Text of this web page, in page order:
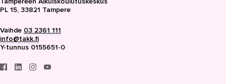
PL 15, 33821 Tampere
Vaihde 03 2361 111
info@takk.fi
Y-tunnus 0155651-0